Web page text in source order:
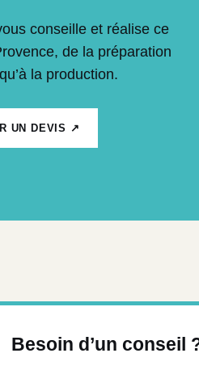
conseille et réalise ce
de la préparation
la production.
UN DEVIS ↗
Besoin d’un conseil